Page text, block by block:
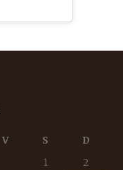
V S
D
1
2